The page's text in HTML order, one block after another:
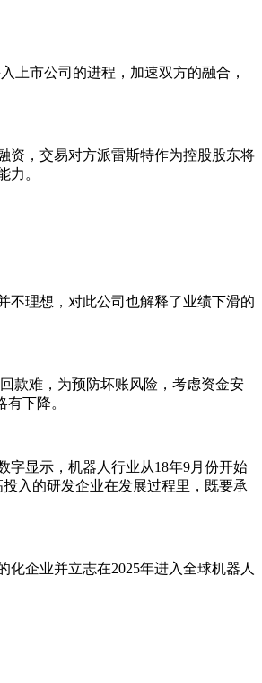
上市公司的进程，加速双方的融合，
资，交易对方派雷斯特作为控股股东将
力。
不理想，对此公司也解释了业绩下滑的
款难，为预防坏账风险，考虑资金安
下降。
字显示，机器人行业从18年9月份开始
入的研发企业在发展过程里，既要承
企业并立志在2025年进入全球机器人